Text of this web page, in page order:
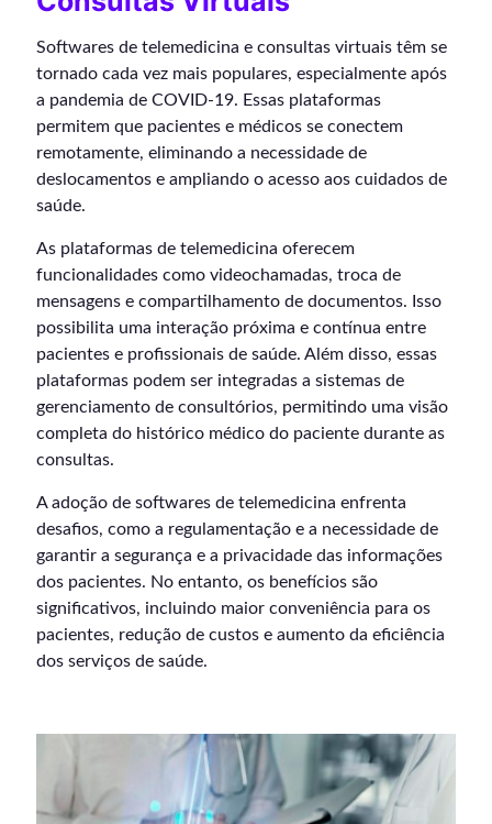
Softwares de telemedicina e consultas virtuais têm se
tornado cada vez mais populares, especialmente após
a pandemia de COVID-19. Essas plataformas
permitem que pacientes e médicos se conectem
remotamente, eliminando a necessidade de
deslocamentos e ampliando o acesso aos cuidados de
saúde.
As plataformas de telemedicina oferecem
funcionalidades como videochamadas, troca de
mensagens e compartilhamento de documentos. Isso
possibilita uma interação próxima e contínua entre
pacientes e profissionais de saúde. Além disso, essas
plataformas podem ser integradas a sistemas de
gerenciamento de consultórios, permitindo uma visão
completa do histórico médico do paciente durante as
consultas.
A adoção de softwares de telemedicina enfrenta
desafios, como a regulamentação e a necessidade de
garantir a segurança e a privacidade das informações
dos pacientes. No entanto, os benefícios são
significativos, incluindo maior conveniência para os
pacientes, redução de custos e aumento da eficiência
dos serviços de saúde.